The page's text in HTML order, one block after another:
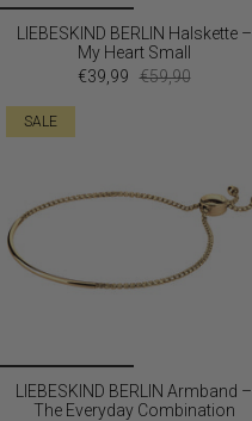
LIEBESKIND BERLIN Halskette –
My Heart Small
€39,99 €59,90
SALE
LIEBESKIND BERLIN Armband –
The Everyday Combination